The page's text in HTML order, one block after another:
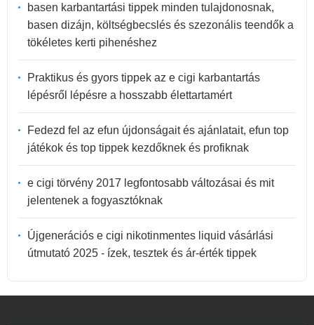
basen karbantartási tippek minden tulajdonosnak,
basen dizájn, költségbecslés és szezonális teendők a
tökéletes kerti pihenéshez
Praktikus és gyors tippek az e cigi karbantartás
lépésről lépésre a hosszabb élettartamért
Fedezd fel az efun újdonságait és ajánlatait, efun top
játékok és top tippek kezdőknek és profiknak
e cigi törvény 2017 legfontosabb változásai és mit
jelentenek a fogyasztóknak
Újgenerációs e cigi nikotinmentes liquid vásárlási
útmutató 2025 - ízek, tesztek és ár-érték tippek